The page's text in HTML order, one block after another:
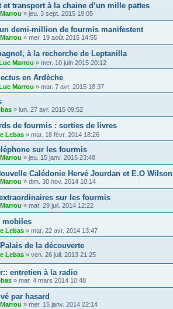
et transport à la chaine d’un mille pattes
» jeu. 3 sept. 2015 19:05
demi-million de fourmis manifestent
» mer. 19 août 2015 14:55
à la recherche de Leptanilla
Marrou » mer. 10 juin 2015 20:12
en Ardèche
Marrou » mar. 7 avr. 2015 18:37
» lun. 27 avr. 2015 09:52
de fourmis : sorties de livres
Lebas » mar. 18 févr. 2014 18:26
sur les fourmis
» jeu. 15 janv. 2015 23:48
Calédonie Hervé Jourdan et E.O Wilson
» dim. 30 nov. 2014 10:14
sur les fourmis
» mar. 29 juil. 2014 12:22
mobiles
Lebas » mar. 22 avr. 2014 13:47
de la découverte
Lebas » ven. 26 juil. 2013 21:25
entretien à la radio
» mar. 4 mars 2014 10:48
par hasard
» mer. 15 janv. 2014 22:14